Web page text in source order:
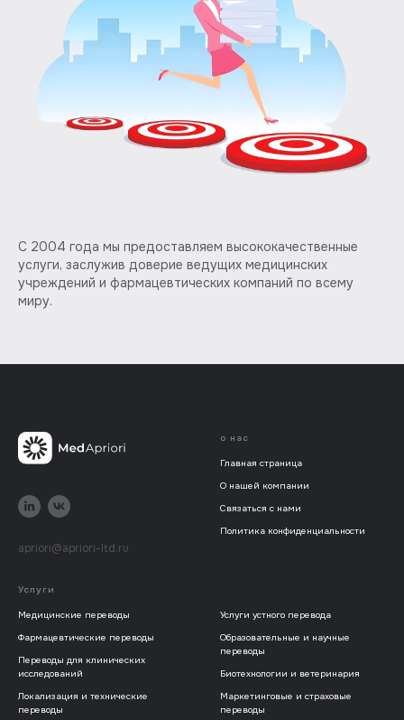
С 2004 года мы предоставляем высококачественные
услуги, заслужив доверие ведущих медицинских
учреждений и фармацевтических компаний по всему
миру.
apriori@apriori-ltd.ru
о нас
Главная страница
О нашей компании
Связаться с нами
Политика конфиденциальности
Услуги
Медицинские переводы
Фармацевтические переводы
Переводы для клинических
исследований
Локализация и технические
переводы
Услуги устного перевода
Образовательные и научные
переводы
Биотехнологии и ветеринария
Маркетинговые и страховые
переводы